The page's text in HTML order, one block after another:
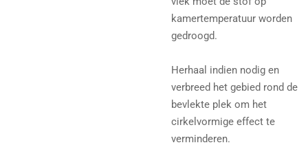
kamertemperatuur worden
gedroogd.
Herhaal indien nodig en
verbreed het gebied rond de
bevlekte plek om het
cirkelvormige effect te
verminderen.